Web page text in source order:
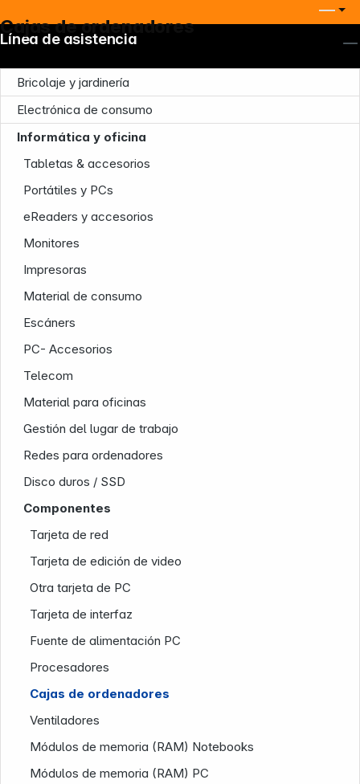
Cajas de ordenadores
Bricolaje y jardinería
Electrónica de consumo
Informática y oficina
Tabletas & accesorios
Portátiles y PCs
eReaders y accesorios
Monitores
Impresoras
Material de consumo
Escáners
PC- Accesorios
Telecom
Material para oficinas
Gestión del lugar de trabajo
Redes para ordenadores
Disco duros / SSD
Componentes
Tarjeta de red
Tarjeta de edición de video
Otra tarjeta de PC
Tarjeta de interfaz
Fuente de alimentación PC
Procesadores
Cajas de ordenadores
Ventiladores
Módulos de memoria (RAM) Notebooks
Módulos de memoria (RAM) PC
Línea de asistencia
Nuestra empresa